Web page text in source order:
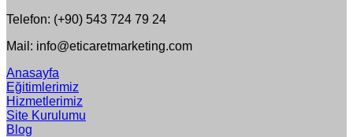
Telefon: (+90) 543 724 79 24
Mail: info@eticaretmarketing.com
Anasayfa
Eğitimlerimiz
Hizmetlerimiz
Site Kurulumu
Blog